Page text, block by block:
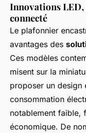
Innovations LED,
connecté
Le plafonnier
avantages des
Ces modèles
misent sur la
proposer un design
consommation
notablement faible,
économique. De